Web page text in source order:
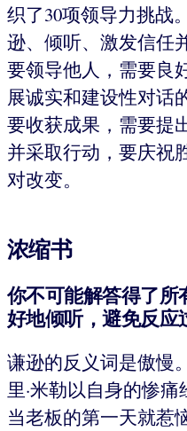
织了30项领导力挑战
逊、倾听、激发信任
要领导他人，需要良
展诚实和建设性对话
要收获成果，需要提
并采取行动，要庆祝
对改变。
浓缩书
你不可能解答得了所
好地倾听，避免反应
谦逊的反义词是傲慢
里·米勒以自身的惨
当老板的第一天就惹